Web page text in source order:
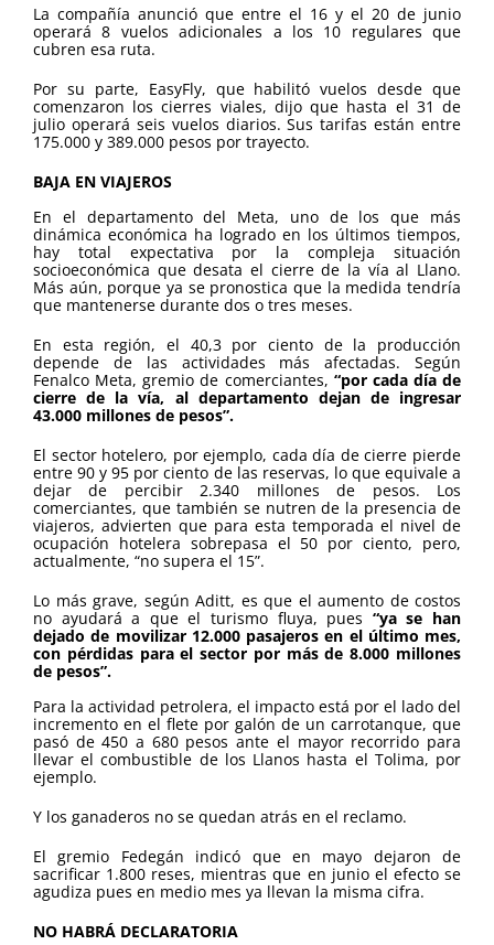
La compañía anunció que entre el 16 y el 20 de junio
operará 8 vuelos adicionales a los 10 regulares que
cubren esa ruta.
Por su parte, EasyFly, que habilitó vuelos desde que
comenzaron los cierres viales, dijo que hasta el 31 de
julio operará seis vuelos diarios. Sus tarifas están entre
175.000 y 389.000 pesos por trayecto.
BAJA EN VIAJEROS
En el departamento del Meta, uno de los que más
dinámica económica ha logrado en los últimos tiempos,
hay total expectativa por la compleja situación
socioeconómica que desata el cierre de la vía al Llano.
Más aún, porque ya se pronostica que la medida tendría
que mantenerse durante dos o tres meses.
En esta región, el 40,3 por ciento de la producción
depende de las actividades más afectadas. Según
Fenalco Meta, gremio de comerciantes, “por cada día de
cierre de la vía, al departamento dejan de ingresar
43.000 millones de pesos”.
El sector hotelero, por ejemplo, cada día de cierre pierde
entre 90 y 95 por ciento de las reservas, lo que equivale a
dejar de percibir 2.340 millones de pesos. Los
comerciantes, que también se nutren de la presencia de
viajeros, advierten que para esta temporada el nivel de
ocupación hotelera sobrepasa el 50 por ciento, pero,
actualmente, “no supera el 15”.
Lo más grave, según Aditt, es que el aumento de costos
no ayudará a que el turismo fluya, pues “ya se han
dejado de movilizar 12.000 pasajeros en el último mes,
con pérdidas para el sector por más de 8.000 millones
de pesos”.
Para la actividad petrolera, el impacto está por el lado del
incremento en el flete por galón de un carrotanque, que
pasó de 450 a 680 pesos ante el mayor recorrido para
llevar el combustible de los Llanos hasta el Tolima, por
ejemplo.
Y los ganaderos no se quedan atrás en el reclamo.
El gremio Fedegán indicó que en mayo dejaron de
sacrificar 1.800 reses, mientras que en junio el efecto se
agudiza pues en medio mes ya llevan la misma cifra.
NO HABRÁ DECLARATORIA